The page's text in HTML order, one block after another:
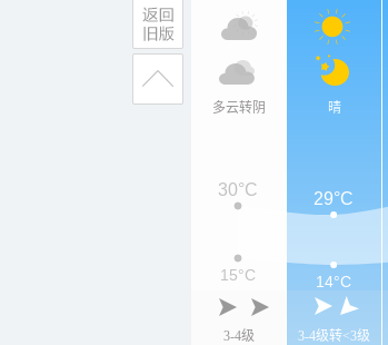
多云转阴
3-4级
晴
3-4级转<3级
30°C 29°C
15°C 14°C